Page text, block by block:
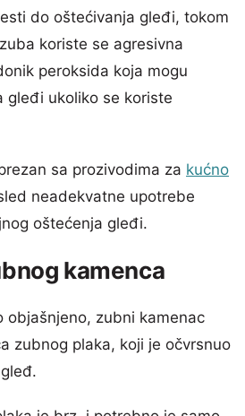
do oštećivanja gleđi, tokom
koriste se agresivna
peroksida koja mogu
gleđi ukoliko se koriste
sa prozivodima za kućno
neadekvatne upotrebe
oštećenja gleđi.
kamenca
objašnjeno, zubni kamenac
zubnog plaka, koji je očvrsnuo